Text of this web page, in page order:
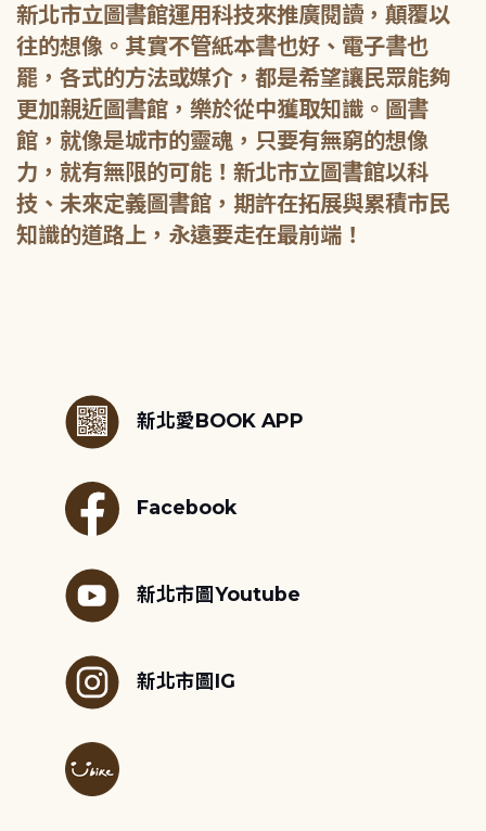
新北市立圖書館運用科技來推廣閱讀，顛覆以
往的想像。其實不管紙本書也好、電子書也
罷，各式的方法或媒介，都是希望讓民眾能夠
更加親近圖書館，樂於從中獲取知識。圖書
館，就像是城市的靈魂，只要有無窮的想像
力，就有無限的可能！新北市立圖書館以科
技、未來定義圖書館，期許在拓展與累積市民
知識的道路上，永遠要走在最前端！
新北愛BOOK APP
Facebook
新北市圖Youtube
新北市圖IG